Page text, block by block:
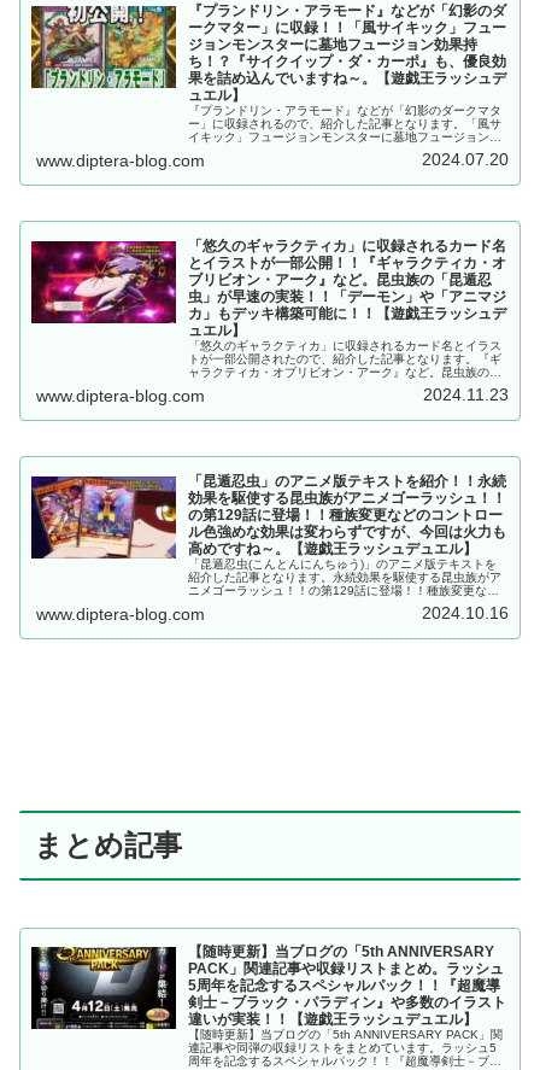
『プランドリン・アラモード』などが「幻影のダ
ークマター」に収録！！「風サイキック」フュー
ジョンモンスターに墓地フュージョン効果持
ち！？『サイクイップ・ダ・カーポ』も、優良効
果を詰め込んでいますね～。【遊戯王ラッシュデ
ュエル】
『プランドリン・アラモード』などが「幻影のダークマタ
ー」に収録されるので、紹介した記事となります。「風サ
イキック」フュージョンモンスターに墓地フュージョン効
詰め込んでいますね～。【遊戯王ラッシュデュエル】
www.diptera-blog.com 2024.07.20
「悠久のギャラクティカ」に収録されるカード名
とイラストが一部公開！！『ギャラクティカ・オ
ブリビオン・アーク』など。昆虫族の「昆遁忍
虫」が早速の実装！！「デーモン」や「アニマジ
カ」もデッキ構築可能に！！【遊戯王ラッシュデ
ュエル】
「悠久のギャラクティカ」に収録されるカード名とイラス
トが一部公開されたので、紹介した記事となります。『ギ
ャラクティカ・オブリビオン・アーク』など。昆虫族の
カ」もデッキ構築可能に！！【遊戯王ラッシュデュエル】
www.diptera-blog.com 2024.11.23
「昆遁忍虫」のアニメ版テキストを紹介！！永続
効果を駆使する昆虫族がアニメゴーラッシュ！！
の第129話に登場！！種族変更などのコントロー
ル色強めな効果は変わらずですが、今回は火力も
高めですね～。【遊戯王ラッシュデュエル】
「昆遁忍虫(こんとんにんちゅう)」のアニメ版テキストを
紹介した記事となります。永続効果を駆使する昆虫族がア
ニメゴーラッシュ！！の第129話に登場！！種族変更など
力も高めですね～。【遊戯王ラッシュデュエル】
www.diptera-blog.com 2024.10.16
まとめ記事
【随時更新】当ブログの「5th ANNIVERSARY
PACK」関連記事や収録リストまとめ。ラッシュ
5周年を記念するスペシャルパック！！『超魔導
剣士－ブラック・パラディン』や多数のイラスト
違いが実装！！【遊戯王ラッシュデュエル】
【随時更新】当ブログの「5th ANNIVERSARY PACK」関
連記事や同弾の収録リストをまとめています。ラッシュ5
周年を記念するスペシャルパック！！『超魔導剣士－ブラ